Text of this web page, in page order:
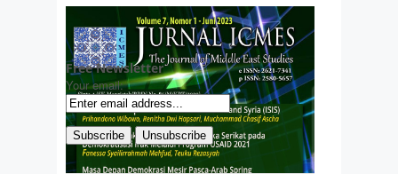
Free Newsletter
Your email: